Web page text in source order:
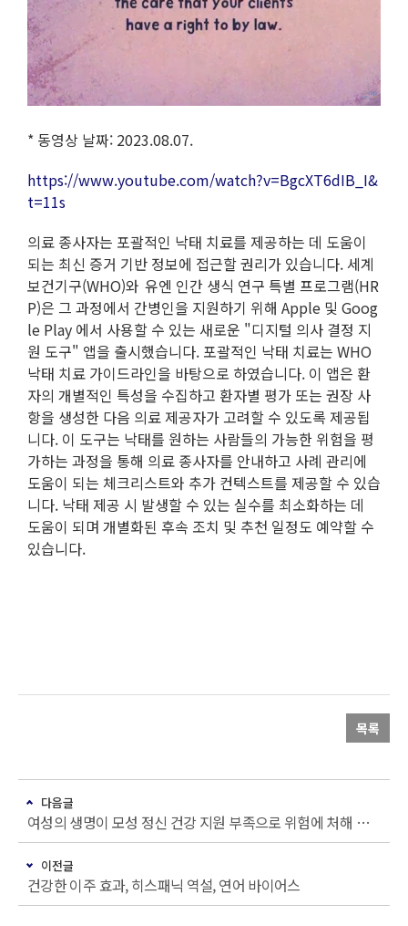
* 동영상 날짜: 2023.08.07.
https://www.youtube.com/watch?v=BgcXT6dIB_I&
t=11s
의료 종사자는 포괄적인 낙태 치료를 제공하는 데 도움이
되는 최신 증거 기반 정보에 접근할 권리가 있습니다. 세계
보건기구(WHO)와 유엔 인간 생식 연구 특별 프로그램(HR
P)은 그 과정에서 간병인을 지원하기 위해 Apple 및 Goog
le Play 에서 사용할 수 있는 새로운 "디지털 의사 결정 지
원 도구" 앱을 출시했습니다. 포괄적인 낙태 치료는 WHO
낙태 치료 가이드라인을 바탕으로 하였습니다. 이 앱은 환
자의 개별적인 특성을 수집하고 환자별 평가 또는 권장 사
항을 생성한 다음 의료 제공자가 고려할 수 있도록 제공됩
니다. 이 도구는 낙태를 원하는 사람들의 가능한 위험을 평
가하는 과정을 통해 의료 종사자를 안내하고 사례 관리에
도움이 되는 체크리스트와 추가 컨텍스트를 제공할 수 있습
니다. 낙태 제공 시 발생할 수 있는 실수를 최소화하는 데
도움이 되며 개별화된 후속 조치 및 추천 일정도 예약할 수
있습니다.
목록
다음글
여성의 생명이 모성 정신 건강 지원 부족으로 위험에 처해 있다
이전글
건강한 이주 효과, 히스패닉 역설, 연어 바이어스